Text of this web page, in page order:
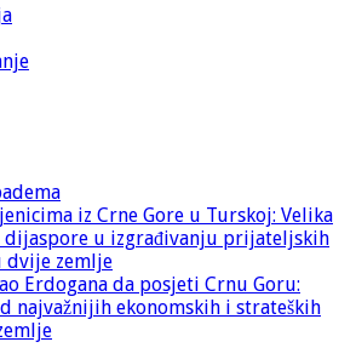
iz Crne Gore u Turskoj: Velika
dijaspore u izgrađivanju prijateljskih
dvije zemlje
Erdogana da posjeti Crnu Goru:
najvažnijih ekonomskih i strateških